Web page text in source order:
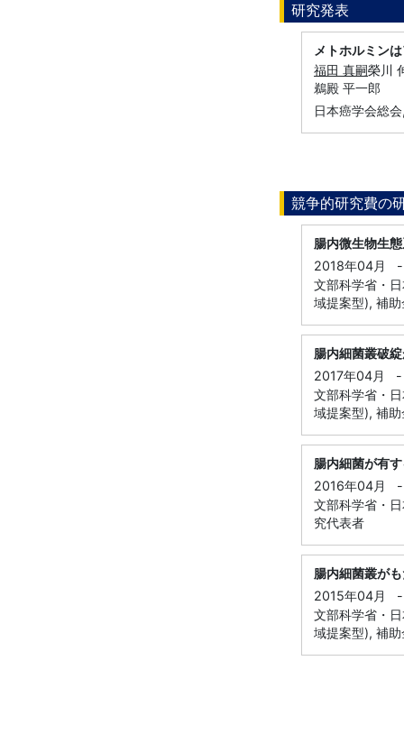
研究発表
メトホルミン
福田 真嗣榮川
鵜殿 平一郎
日本癌学会総
競争的研究費の
腸内微生物生
2018年04月
-
文部科学省・
域提案型), 補
腸内細菌叢破
2017年04月
-
文部科学省・
域提案型), 補
腸内細菌が有
2016年04月
-
文部科学省・
究代表者
腸内細菌叢が
2015年04月
-
文部科学省・
域提案型), 補